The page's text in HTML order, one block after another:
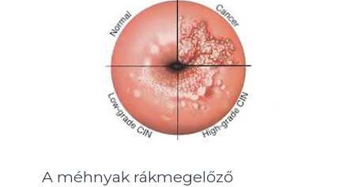
A méhnyak rákmegelőző